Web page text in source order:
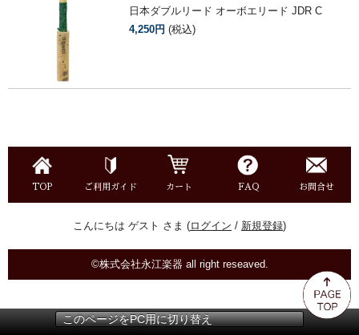
日本ダブルリード オーボエリード JDR C
4,250円 (税込)
TOP ご利用ガイド カート FAQ お問合せ
こんにちは ゲスト さま (ログイン / 新規登録)
©株式会社永江楽器 all right reseaved.
このページをPC用に切り替え